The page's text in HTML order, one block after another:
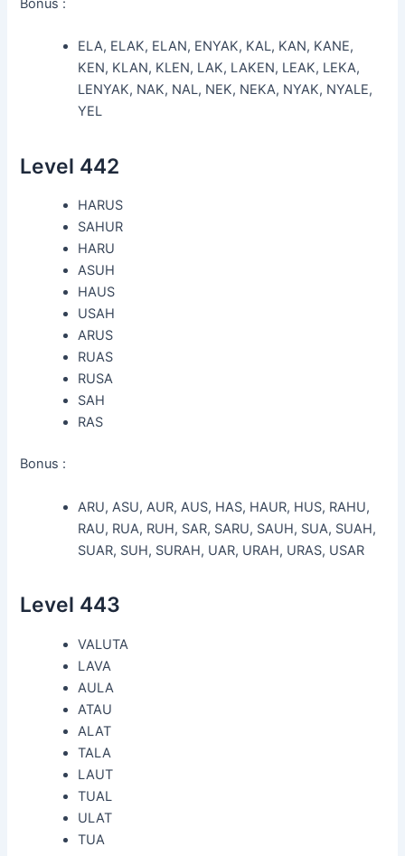
Bonus :
ELA, ELAK, ELAN, ENYAK, KAL, KAN, KANE,
KEN, KLAN, KLEN, LAK, LAKEN, LEAK, LEKA,
LENYAK, NAK, NAL, NEK, NEKA, NYAK, NYALE,
YEL
Level 442
HARUS
SAHUR
HARU
ASUH
HAUS
USAH
ARUS
RUAS
RUSA
SAH
RAS
Bonus :
ARU, ASU, AUR, AUS, HAS, HAUR, HUS, RAHU,
RAU, RUA, RUH, SAR, SARU, SAUH, SUA, SUAH,
SUAR, SUH, SURAH, UAR, URAH, URAS, USAR
Level 443
VALUTA
LAVA
AULA
ATAU
ALAT
TALA
LAUT
TUAL
ULAT
TUA